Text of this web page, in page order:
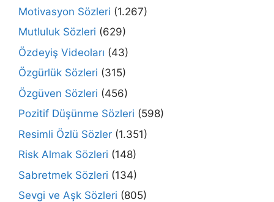
Motivasyon Sözleri (1.267)
Mutluluk Sözleri (629)
Özdeyiş Videoları (43)
Özgürlük Sözleri (315)
Özgüven Sözleri (456)
Pozitif Düşünme Sözleri (598)
Resimli Özlü Sözler (1.351)
Risk Almak Sözleri (148)
Sabretmek Sözleri (134)
Sevgi ve Aşk Sözleri (805)